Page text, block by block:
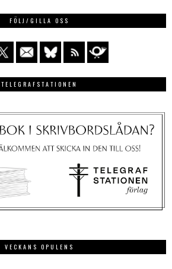
FÖLJ/GILLA OSS
TELEGRAFSTATIONEN
VECKANS OPULENS